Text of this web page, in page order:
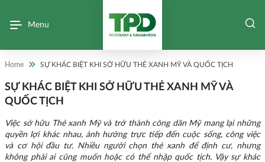
Menu
Home SỰ KHÁC BIỆT KHI SỞ HỮU THẺ XANH MỸ VÀ QUỐC TỊCH
SỰ KHÁC BIỆT KHI SỞ HỮU THẺ XANH MỸ VÀ
QUỐC TỊCH
Việc sở hữu Thẻ xanh Mỹ và trở thành công dân Mỹ mang lại những
quyền lợi khác nhau, ảnh hưởng trực tiếp đến cuộc sống, công việc
và cơ hội đầu tư. Nhiều người chọn thẻ xanh để định cư, nhưng
không phải ai cũng muốn hoặc có thể nhập quốc tịch. Vậy sự khác